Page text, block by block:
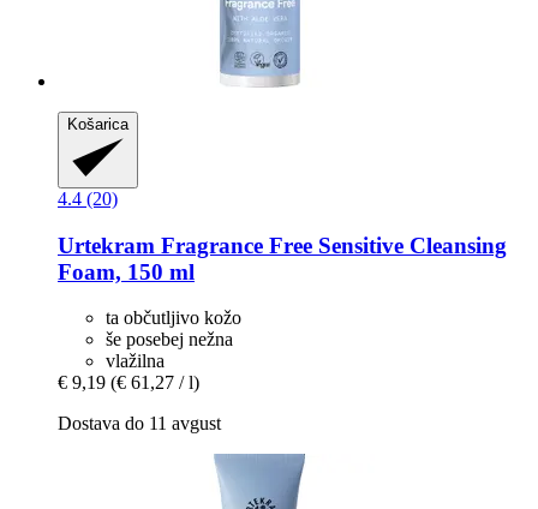
Košarica
4.4 (20)
Urtekram Fragrance Free Sensitive Cleansing
Foam, 150 ml
ta občutljivo kožo
še posebej nežna
vlažilna
€ 9,19 (€ 61,27 / l)
Dostava do 11 avgust